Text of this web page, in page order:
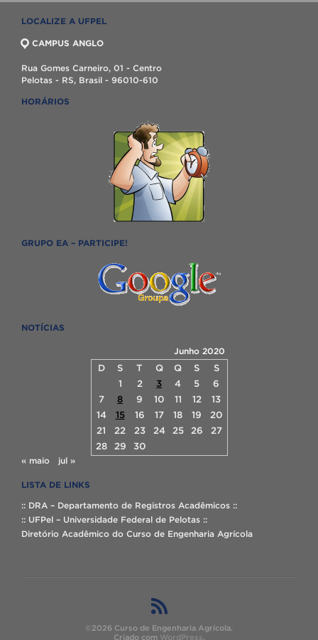
LOCALIZE A UFPEL
CAMPUS ANGLO
Rua Gomes Carneiro, 01 - Centro
Pelotas - RS, Brasil - 96010-610
HORÁRIOS
GRUPO EA – PARTICIPE!
NOTÍCIAS
Junho 2020
D S T Q Q S
S
1
2 3 4 5
6
7
8 9 10 11 12
13
14
15 16 17 18 19
20
21
22 23 24 25 26
27
28
29 30
« maio jul »
LISTA DE LINKS
:: DRA – Departamento de Registros Acadêmicos ::
:: UFPel – Universidade Federal de Pelotas ::
Diretório Acadêmico do Curso de Engenharia Agrícola
©2026 Curso de Engenharia Agrícola.
Criado com WordPress.